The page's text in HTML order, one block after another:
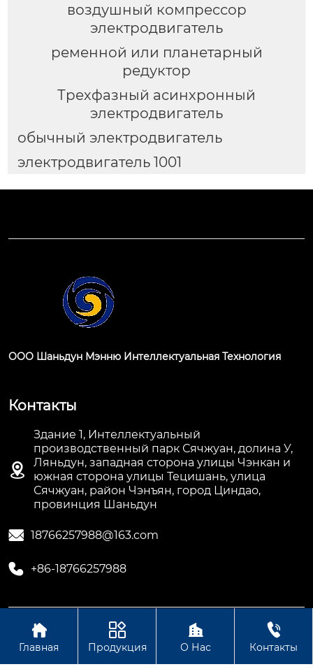
воздушный компрессор
электродвигатель
ременной или планетарный
редуктор
Трехфазный асинхронный
электродвигатель
обычный электродвигатель
электродвигатель 1001
ООО Шаньдун Мэнню Интеллектуальная Технология
Контакты

Здание 1, Интеллектуальный
производственный парк Сячжуан, долина У,
Ляньдун, западная сторона улицы Чэнкан и
южная сторона улицы Тецишань, улица
Сячжуан, район Чэнъян, город Циндао,
провинция Шаньдун
 18766257988@163.com
 +86-18766257988
Авторское право©ООО Шаньдун Мэнню
Интеллектуальная Технология

Главная

Продукция

О Нас

Контакты